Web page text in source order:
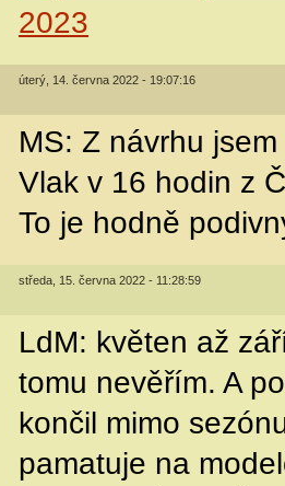
2023
úterý, 14. června 2022 - 19:07:16
MS: Z návrhu
Vlak v 16 hodin z
To je hodně
středa, 15. června 2022 - 11:28:59
LdM: květen až
tomu nevěřím. A
končil mimo
pamatuje na